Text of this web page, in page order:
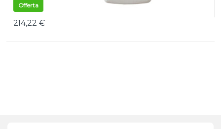
Offerta
214,22 €